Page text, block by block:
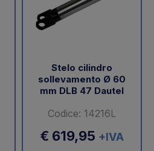
Stelo cilindro
sollevamento Ø 60
mm DLB 47 Dautel
Codice: 14216L
€ 619,95 +IVA